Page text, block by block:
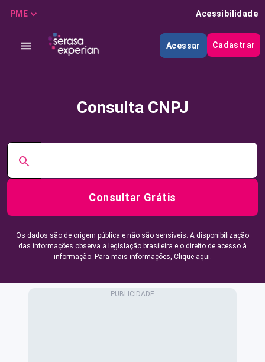
PME Acessibilidade
Acessar Cadastrar
Consulta CNPJ
Consultar Grátis
Os dados são de origem pública e não são sensíveis. A disponibilização
das informações observa a legislação brasileira e o direito de acesso à
informação. Para mais informações, Clique aqui.